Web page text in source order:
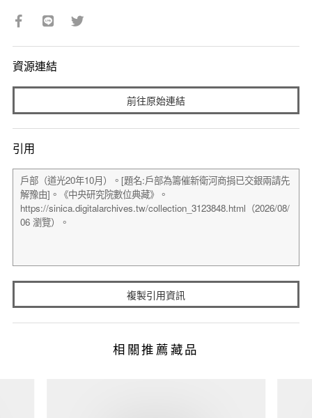
資源連結
前往原始連結
引用
複製引用資訊
相關推薦藏品